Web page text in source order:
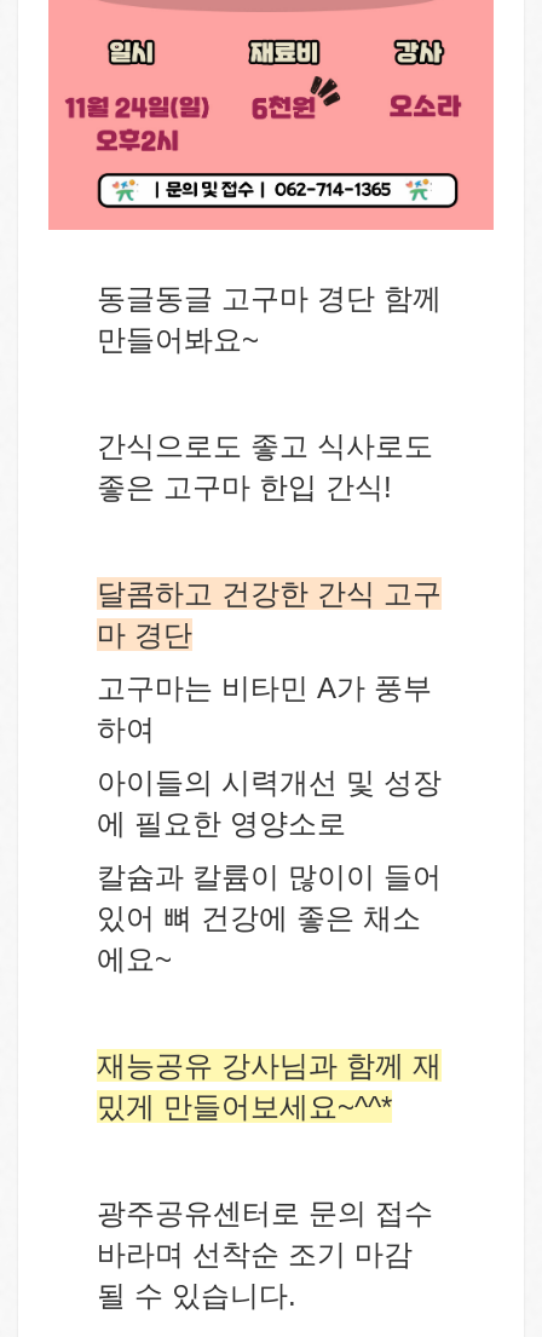
동글동글 고구마 경단 함께
만들어봐요~
간식으로도 좋고 식사로도
좋은 고구마 한입 간식!
달콤하고 건강한 간식 고구
마 경단
고구마는 비타민 A가 풍부
하여
아이들의 시력개선 및 성장
에 필요한 영양소로
칼슘과 칼륨이 많이이 들어
있어 뼈 건강에 좋은 채소
에요~
재능공유 강사님과 함께 재
밌게 만들어보세요~^^*
광주공유센터로 문의 접수
바라며 선착순 조기 마감
될 수 있습니다.